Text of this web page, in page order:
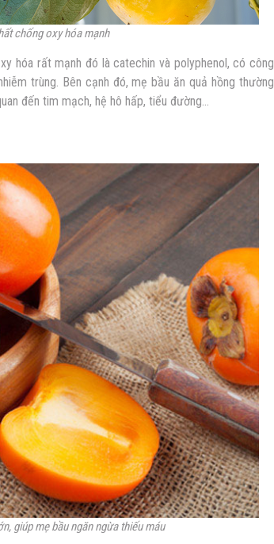
chống oxy hóa mạnh
hóa rất mạnh đó là catechin và polyphenol, có công
trùng. Bên cạnh đó, mẹ bầu ăn quả hồng thường
đến tim mạch, hệ hô hấp, tiểu đường…
giúp mẹ bầu ngăn ngừa thiếu máu